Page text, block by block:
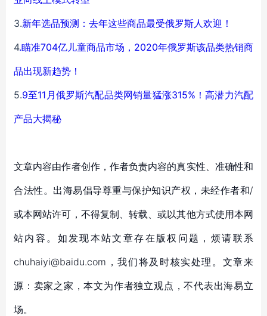
3.新年选品预测：去年这些商品最受俄罗斯人欢迎！
4.瞄准704亿儿童商品市场，2020年俄罗斯该品类热销商
品出现新趋势！
5.9至11月俄罗斯汽配品类网销量猛涨315%！高潜力汽配
产品大揭秘
文章内容由作者创作，作者负责内容的真实性、准确性和
合法性。出海易倡导尊重与保护知识产权，未经作者和/
或本网站许可，不得复制、转载、或以其他方式使用本网
站内容。如发现本站文章存在版权问题，烦请联系
chuhaiyi@baidu.com，我们将及时核实处理。文章来
源：卖家之家，本文为作者独立观点，不代表出海易立
场。